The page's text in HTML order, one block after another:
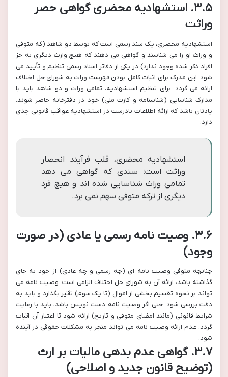
۳.۵. استشهادیه محضری گواهی حصر
وراثت
استشهادیه محضری، یک سند رسمی است که توسط دو شاهد (که متوفی
و وراث او را می شناسند و گواهی می دهند که هیچ وارث دیگری به جز
افراد ذکر شده وجود ندارد) در یکی از دفاتر اسناد رسمی تنظیم و تأیید می
شود. این مدرک برای اثبات کامل بودن فهرست وراث به شورای حل اختلاف
ارائه می گردد. برای تنظیم استشهادیه، تمامی وراث و دو شاهد باید با
مدارک شناسایی (شناسنامه و کارت ملی) خود در دفترخانه حاضر شوند.
یادتان باشد که ارائه اطلاعات نادرست در استشهادیه عواقب قانونی جدی
دارد.
استشهادیه محضری، قلب فرآیند انحصار
وراثت است؛ سندی که گواهی می دهد
تمامی وراث شناسایی شده اند و هیچ فرد
دیگری از ترکه متوفی سهم نمی برد.
۳.۶. وصیت نامه رسمی یا عادی (در صورت
وجود)
چنانچه متوفی وصیت نامه ای (چه رسمی و چه عادی) از خود به جای
گذاشته باشد، ارائه آن به شورای حل اختلاف الزامی است. وصیت نامه می
تواند بر نحوه تقسیم بخشی از اموال (تا یک سوم) تأثیر بگذارد و باید به
دقت بررسی شود. حتی اگر وصیت نامه دست نویس باشد، باید با رعایت
شرایط قانونی (مانند امضای متوفی و تاریخ) ارائه شود تا اعتبار آن اثبات
گردد. عدم ارائه وصیت نامه می تواند منجر به مشکلات حقوقی در آینده
شود.
۳.۷. گواهی عدم بدهی مالیات بر ارث
(توضیح قانون جدید و اصلاحی)